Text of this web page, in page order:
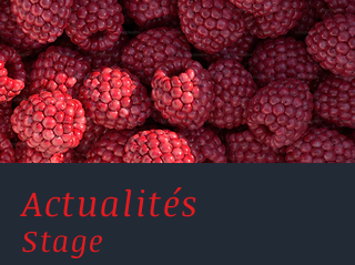
Actualités
Stage